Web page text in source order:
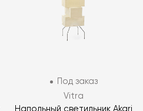
Под заказ
Vitra
Напольный светильник Akari